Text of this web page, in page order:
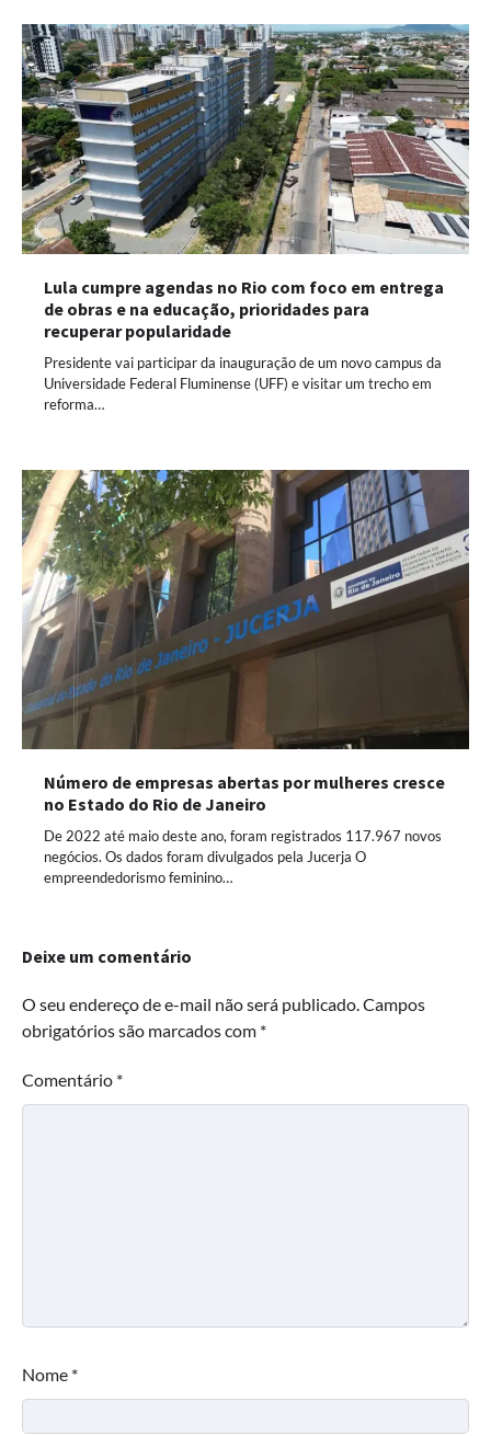
Lula cumpre agendas no Rio com foco em entrega
de obras e na educação, prioridades para
recuperar popularidade
Presidente vai participar da inauguração de um novo campus da
Universidade Federal Fluminense (UFF) e visitar um trecho em
reforma…
Número de empresas abertas por mulheres cresce
no Estado do Rio de Janeiro
De 2022 até maio deste ano, foram registrados 117.967 novos
negócios. Os dados foram divulgados pela Jucerja O
empreendedorismo feminino…
Deixe um comentário
O seu endereço de e-mail não será publicado.Campos
obrigatórios são marcados com *
Comentário *
Nome *